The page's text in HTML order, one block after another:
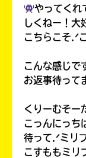
やってくれ
しくねー！
こちらこそ.ᐟ
こんな感じで
お返事待って
くりーむそー
こっんにっち
待って.ᐟミリ
こすももミリ